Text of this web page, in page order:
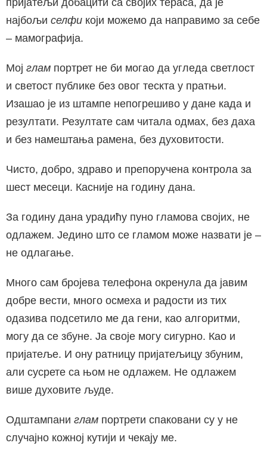
пријатељи добацити са својих тераса, да је
најбољи селфи који можемо да направимо за себе
– мамографија.
Мој глам портрет не би могао да угледа светлост
и светост публике без овог тескта у пратњи.
Изашао је из штампе непогрешиво у дане када и
резултати. Резултате сам читала одмах, без даха
и без намештања рамена, без духовитости.
Чисто, добро, здраво и препоручена контрола за
шест месеци. Касније на годину дана.
За годину дана урадићу пуно гламова својих, не
одлажем. Једино што се гламом може назвати је –
не одлагање.
Много сам бројева телефона окренула да јавим
добре вести, много осмеха и радости из тих
одазива подсетило ме да гени, као алгоритми,
могу да се збуне. Ја своје могу сигурно. Као и
пријатеље. И ону ратницу пријатељицу збуним,
али сусрете са њом не одлажем. Не одлажем
више духовите људе.
Одштампани глам портрети спаковани су у не
случајно кожној кутији и чекају ме.